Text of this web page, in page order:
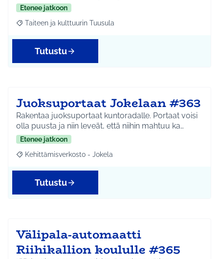
Etenee jatkoon
Rajaa tulokset aihepiirin mukaan: Taiteen ja kulttuurin Tuusula
Taiteen ja kulttuurin Tuusula
Tutustu
Juoksuportaat Jokelaan #363
Rakentaa juoksuportaat kuntoradalle. Portaat voisi
olla puusta ja niin leveät, että niihin mahtuu ka…
Etenee jatkoon
Rajaa tulokset aihepiirin mukaan: Kehittämisverkosto - Jokela
Kehittämisverkosto - Jokela
Tutustu
Välipala-automaatti
Riihikallion koululle #365